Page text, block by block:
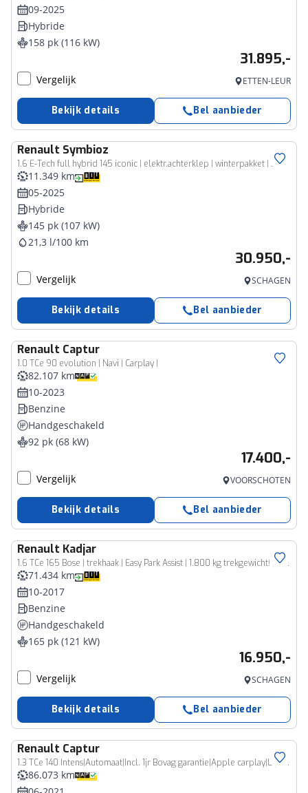
09-2025
Hybride
158 pk (116 kW)
31.895,-
Vergelijk ETTEN-LEUR
Bekijk details Bel aanbieder
Renault Symbioz
1.6 E-Tech full hybrid 145 iconic | elektr.achterklep | winterpakket | 360 camera | tijdelijk gratis Top Afleverpakket twv Eur 695
11.349 km
05-2025
Hybride
145 pk (107 kW)
21,3 l/100 km
30.950,-
Vergelijk SCHAGEN
Bekijk details Bel aanbieder
Renault Captur
1.0 TCe 90 evolution | Navi | Carplay |
82.107 km
10-2023
Benzine
Handgeschakeld
92 pk (68 kW)
17.400,-
Vergelijk VOORSCHOTEN
Bekijk details Bel aanbieder
Renault Kadjar
1.6 TCe 165 Bose | trekhaak | Easy Park Assist | 1.800 kg trekgewicht! | tijdelijk gratis Top Afleverpakket twv Eur 695
71.434 km
10-2017
Benzine
Handgeschakeld
165 pk (121 kW)
16.950,-
Vergelijk SCHAGEN
Bekijk details Bel aanbieder
Renault Captur
1.3 TCe 140 Intens|Automaat|Incl. 1jr Bovag garantie|Apple carplay|Lijn herkenning
86.073 km